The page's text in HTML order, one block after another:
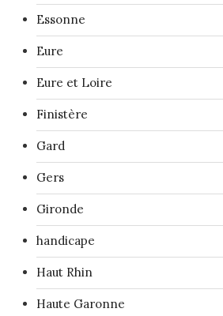
Essonne
Eure
Eure et Loire
Finistère
Gard
Gers
Gironde
handicape
Haut Rhin
Haute Garonne